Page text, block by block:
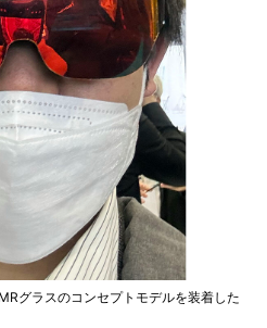
グラスのコンセプトモデルを装着した